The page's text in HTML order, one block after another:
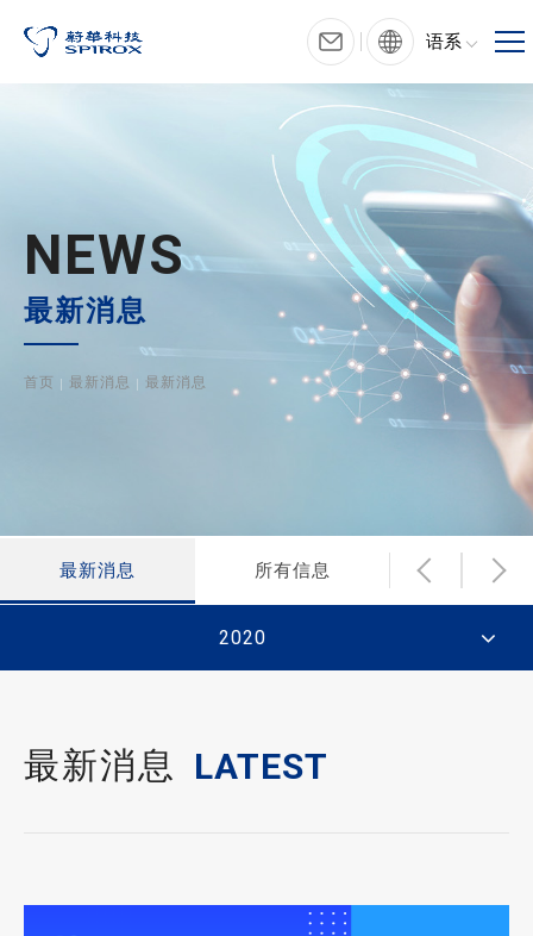
语系
NEWS
最新消息
首页 最新消息 最新消息
最新消息 所有信息 财务新闻
2020
最新消息 LATEST